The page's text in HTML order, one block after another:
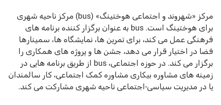
مرکز «شهروند و اجتماعی هوختینگ» (bus) مرکز ناحیه شهری
برای هوختینگ است. bus به عنوان برگزار کننده برنامه های
فرهنگی عمل می کند، برای تمرین ها، نمایشگاه ها، سمینارها
فضا در اختیار قرار می دهد، جشن ها و پروژه های همکاری را
برگزار می کند. در حوزه اجتماعی، bus از طریق برنامه هایی در
زمینه های مشاوره بیکاری مشاوره کمک اجتماعی، کار سالمندان
یا در مدیریت سیاسی-اجتماعی ناحیه شهری مشارکت می کند.